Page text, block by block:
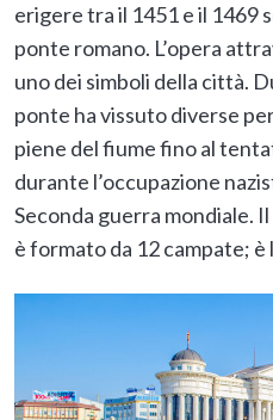
erigere tra il 1451 e il 1469
ponte romano. L’opera
uno dei simboli della città.
ponte ha vissuto diverse
piene del fiume fino al
durante l’occupazione
Seconda guerra mondiale.
è formato da 12 campate;